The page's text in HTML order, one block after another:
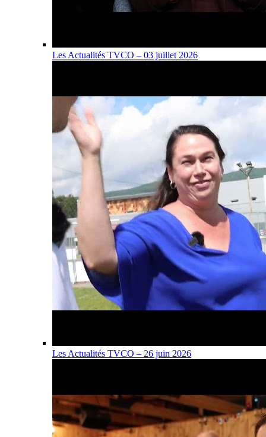
Les Actualités TVCO – 03 juillet 2026
Les Actualités TVCO – 26 juin 2026